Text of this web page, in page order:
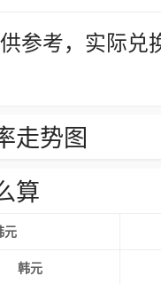
参考，实际
走势图
算
元
韩元